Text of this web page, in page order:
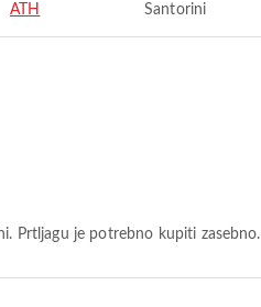
ATH Santorini
Prtljagu je potrebno kupiti zasebno.